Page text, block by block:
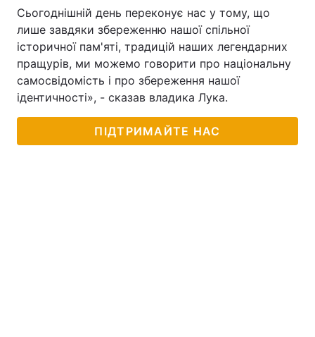
Сьогоднішній день переконує нас у тому, що
лише завдяки збереженню нашої спільної
історичної пам'яті, традицій наших легендарних
пращурів, ми можемо говорити про національну
самосвідомість і про збереження нашої
ідентичності», - сказав владика Лука.
ПІДТРИМАЙТЕ НАС